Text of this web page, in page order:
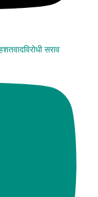
सराव